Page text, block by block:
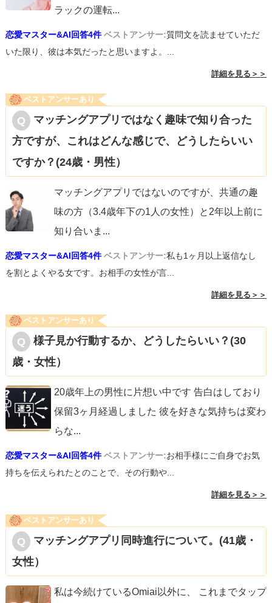
ラックの運転...
恋愛マスター&AI回答4件 ベストアンサー:質問文を読ませていただ
いた限り、彼は本気だったと思いますよ。...
詳細を見る＞＞
ベストアンサーあり
マッチングアプリではなく趣味で知り合った
方ですが、これはどんな感じで、どうしたらいい
ですか？(24歳・男性）
マッチングアプリではないのですが、共通の趣
味の方（3.4歳年下の1人の女性）と2年以上前に
知り合いま ...
恋愛マスター&AI回答4件 ベストアンサー:私も1ヶ月以上返信なし
を割とよくやる女です。お相手の女性が言...
詳細を見る＞＞
ベストアンサーあり
様子見か行動するか、どうしたらいい？(30
歳・女性）
20歳年上の男性に片想い中です 告白はしており
保留3ヶ月経過しました 彼を好きな気持ちは変わ
らな...
恋愛マスター&AI回答4件 ベストアンサー:お相手様にご自身でお気
持ちを伝えられたとのことで、その行動や...
詳細を見る＞＞
ベストアンサーあり
マッチングアプリ同時進行について。(41歳・
女性）
私は今続けているOmiai以外に、 これまでタップ